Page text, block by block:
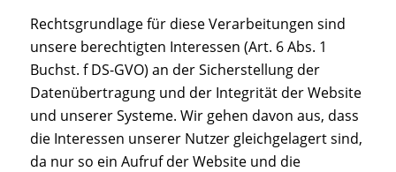
Rechtsgrundlage für diese Verarbeitungen sind
unsere berechtigten Interessen (Art. 6 Abs. 1
Buchst. f DS-GVO) an der Sicherstellung der
Datenübertragung und der Integrität der Website
und unserer Systeme. Wir gehen davon aus, dass
die Interessen unserer Nutzer gleichgelagert sind,
da nur so ein Aufruf der Website und die